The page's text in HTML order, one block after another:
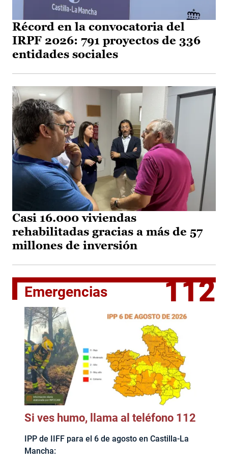
Récord en la convocatoria del
IRPF 2026: 791 proyectos de 336
entidades sociales
Casi 16.000 viviendas
rehabilitadas gracias a más de 57
millones de inversión
Emergencias 112
Si ves humo, llama al teléfono 112
IPP de IIFF para el 6 de agosto en Castilla-La
Mancha: